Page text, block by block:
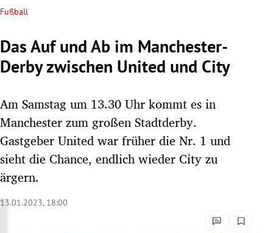
Untermenü
Untermenü
Fußball
Das Auf und Ab im Manchester-
Derby zwischen United und City
Am Samstag um 13.30 Uhr kommt es in
Manchester zum großen Stadtderby.
Gastgeber United war früher die Nr. 1 und
sieht die Chance, endlich wieder City zu
ärgern.
13.01.2023, 18:00